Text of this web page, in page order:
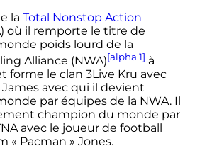
la Total Nonstop Action
où il remporte le titre de
poids lourd de la
Alliance (NWA)[alpha 1] à
forme le clan 3Live Kru avec
James avec qui il devient
par équipes de la NWA. Il
champion du monde par
avec le joueur de football
« Pacman » Jones.